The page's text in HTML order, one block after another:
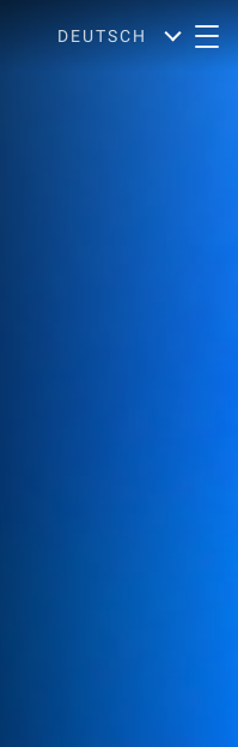
DEUTSCH